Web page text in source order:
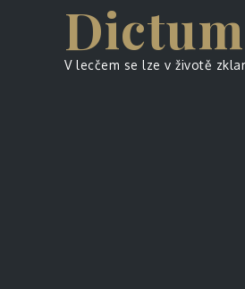
Dictum
V lecčem se lze v životě